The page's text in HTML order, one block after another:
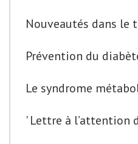
Nouveautés dans le
Prévention du
Le syndrome
' Lettre à l’attention